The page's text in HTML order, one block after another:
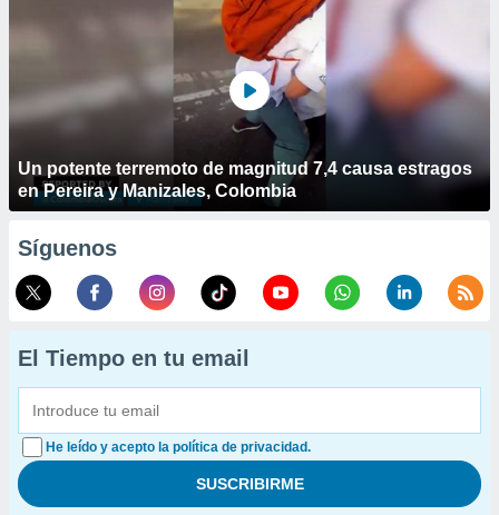
Un potente terremoto de magnitud 7,4 causa estragos
en Pereira y Manizales, Colombia
Síguenos
El Tiempo en tu email
He leído y acepto la política de privacidad.